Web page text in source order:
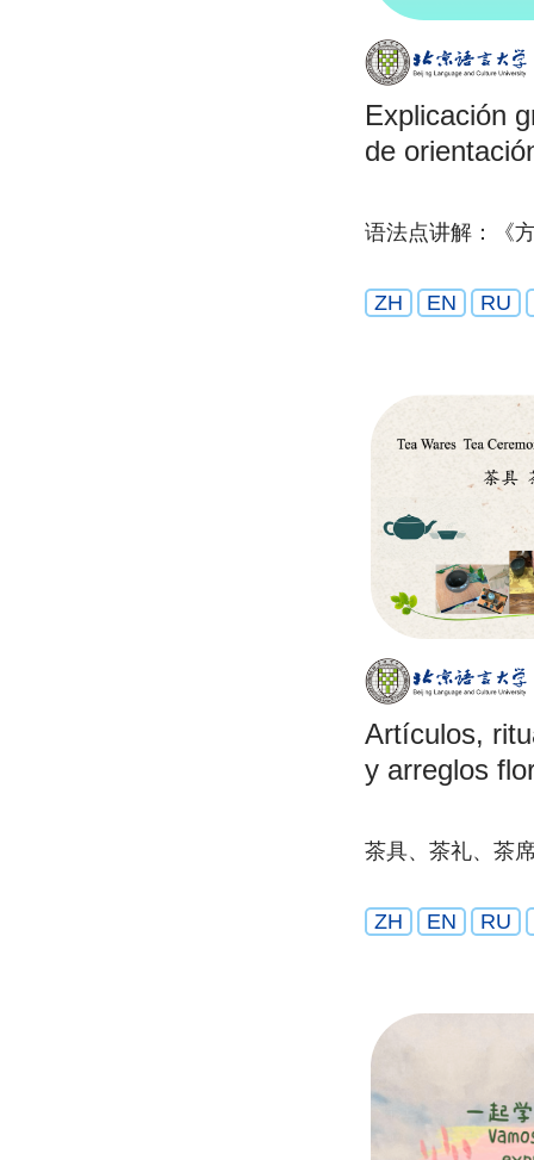
Explicación
de
语法点讲解：《
ZH EN RU
Artículos,
y arreglos
茶具、茶礼、茶
ZH EN RU